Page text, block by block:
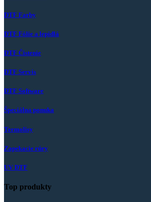
DTF Farby
DTF Fólie a lepidlá
DTF Čistenie
DTF Servis
DTF Software
Špeciálna ponuka
Termolisy
Zapekacie rúry
UV DTF
Top produkty